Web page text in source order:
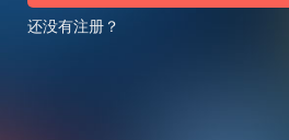
还没有注册？